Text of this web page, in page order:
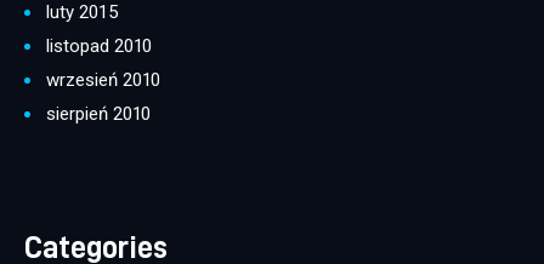
luty 2015
listopad 2010
wrzesień 2010
sierpień 2010
Categories